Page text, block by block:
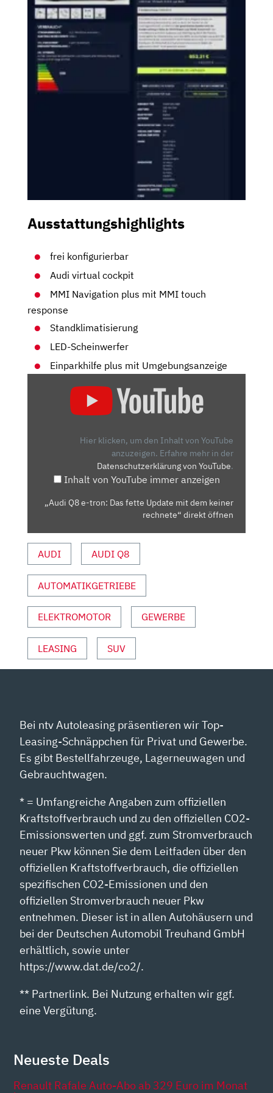
Ausstattungshighlights
frei konfigurierbar
Audi virtual cockpit
MMI Navigation plus mit MMI touch
response
Standklimatisierung
LED-Scheinwerfer
Einparkhilfe plus mit Umgebungsanzeige
VON
YOUTUBE
Hier klicken, um den Inhalt von YouTube
anzuzeigen. Erfahre mehr in der
Datenschutzerklärung von YouTube.
Inhalt von YouTube immer anzeigen
„Audi Q8 e-tron: Das fette Update mit dem keiner
rechnete“ direkt öffnen
AUDI AUDI Q8
AUTOMATIKGETRIEBE
ELEKTROMOTOR GEWERBE
LEASING SUV
Bei ntv Autoleasing präsentieren wir Top-
Leasing-Schnäppchen für Privat und Gewerbe.
Es gibt Bestellfahrzeuge, Lagerneuwagen und
Gebrauchtwagen.
* = Umfangreiche Angaben zum offiziellen
Kraftstoffverbrauch und zu den offiziellen CO2-
Emissionswerten und ggf. zum Stromverbrauch
neuer Pkw können Sie dem Leitfaden über den
offiziellen Kraftstoffverbrauch, die offiziellen
spezifischen CO2-Emissionen und den
offiziellen Stromverbrauch neuer Pkw
entnehmen. Dieser ist in allen Autohäusern und
bei der Deutschen Automobil Treuhand GmbH
erhältlich, sowie unter
https://www.dat.de/co2/.
** Partnerlink. Bei Nutzung erhalten wir ggf.
eine Vergütung.
Neueste Deals
Renault Rafale Auto-Abo ab 329 Euro im Monat